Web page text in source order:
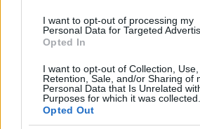
I want to opt-out of processing my
Personal Data for Targeted
Opted In
I want to opt-out of Collection, Use,
Retention, Sale, and/or Sharing of
Personal Data that Is Unrelated
Purposes for which it was collected.
Opted Out
Turiste si perdono a
del fuoco
Meteo Olbia 6 agosto,
Gallura